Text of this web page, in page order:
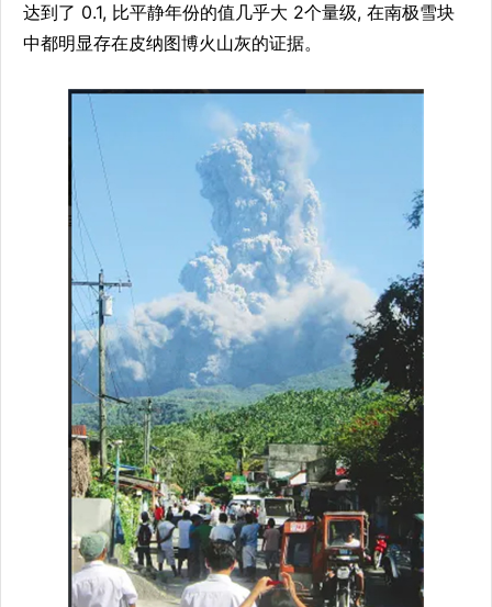
达到了 0.1, 比平静年份的值几乎大 2个量级, 在南极雪块
中都明显存在皮纳图博火山灰的证据。